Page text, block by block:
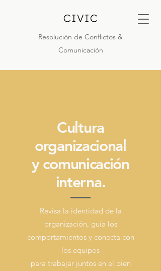
Resolución de Conflictos &
Comunicación
Cultura
organizacional
y comunicación
interna.
Revisa la identidad de la
organización, guía los
comportamientos y conecta con
los equipos
para trabajar juntos en el bien